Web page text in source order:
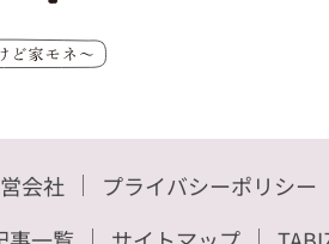
会社 プライバシーポリシー